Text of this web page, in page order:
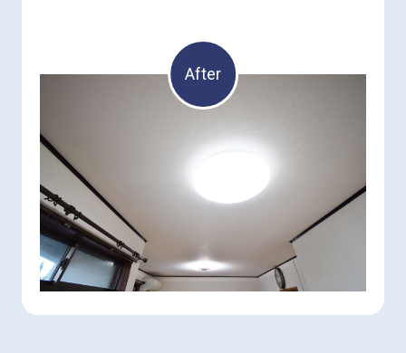
After